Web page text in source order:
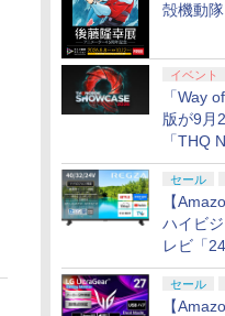
殻機動
イベント
「Way
版が9月
「THQ
セール
【
ハイビ
レビ「
得！
セール
【